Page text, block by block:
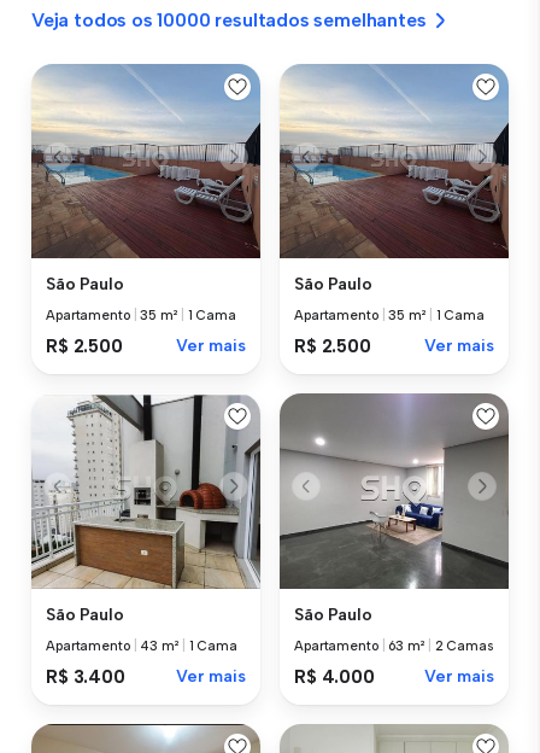
Veja todos os 10000 resultados semelhantes
São Paulo
Apartamento |35 m² 1 Cama
R$ 2.500 Ver mais
São Paulo
Apartamento |35 m² 1 Cama
R$ 2.500 Ver mais
São Paulo
Apartamento 43 m² 1 Cama
R$ 3.400 Ver mais
São Paulo
Apartamento 63 m² 2 Camas
R$ 4.000 Ver mais